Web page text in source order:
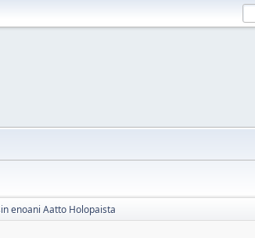
enoani Aatto Holopaista